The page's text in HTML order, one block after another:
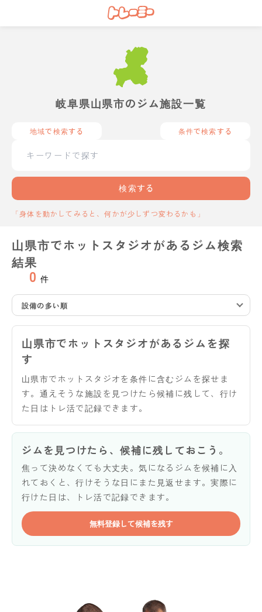
岐阜県山県市のジム施設一覧
地域で検索する 条件で検索する
検索する
「身体を動かしてみると、何かが少しずつ変わるかも」
山県市でホットスタジオがあるジム検索
結果
0 件
設備の多い順
山県市でホットスタジオがあるジムを探
す
山県市でホットスタジオを条件に含むジムを探せま
す。通えそうな施設を見つけたら候補に残して、行け
た日はトレ活で記録できます。
ジムを見つけたら、候補に残しておこう。
焦って決めなくても大丈夫。気になるジムを候補に入
れておくと、行けそうな日にまた見返せます。実際に
行けた日は、トレ活で記録できます。
無料登録して候補を残す